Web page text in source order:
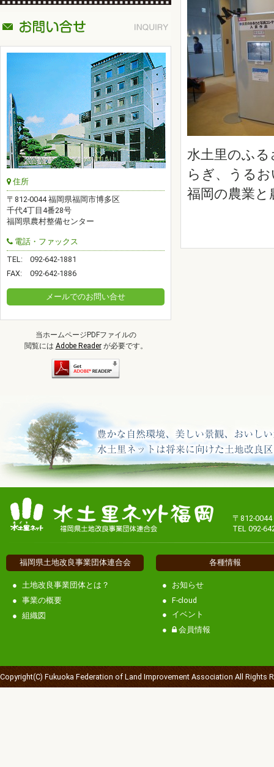
水土里のふ
らぎ、うる
福岡の農業
住所
〒812-0044 福岡県福岡市博多区
千代4丁目4番28号
福岡県農村整備センター
電話・ファックス
TEL:
092-642-1881
FAX:
092-642-1886
メールでのお問い合せ
当ホームページPDFファイルの
閲覧には Adobe Readerが必要です。
〒812-
TEL 092-
福岡県土地改良事業団体連合会
土地改良事業団体とは？
事業の概要
組織図
各種情報
お知らせ
F-cloud
イベント
会員情報
Copyright(C) Fukuoka Federation of Land Improvement Association All Rights